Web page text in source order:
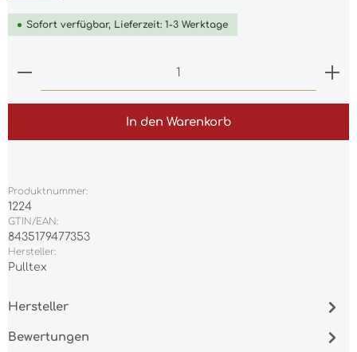
Sofort verfügbar, Lieferzeit: 1-3 Werktage
Produkt Anzahl: Gib den gewünschten Wert
In den Warenkorb
Produktnummer:
1224
GTIN/EAN:
8435179477353
Hersteller:
Pulltex
Hersteller
Bewertungen